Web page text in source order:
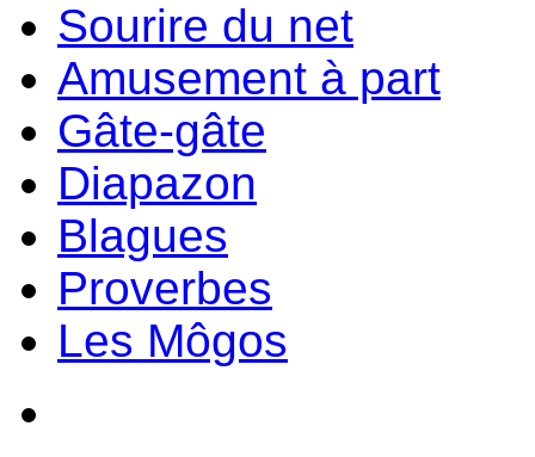
Sourire du net
Amusement à part
Gâte-gâte
Diapazon
Blagues
Proverbes
Les Môgos